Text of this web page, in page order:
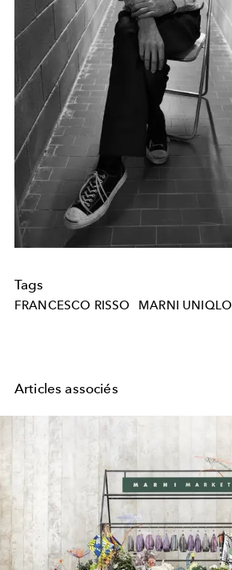
Tags
FRANCESCO RISSO MARNI UNIQLO
Articles associés